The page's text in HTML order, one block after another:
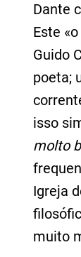
Dante
Este
Guido
poeta;
isso
molto
Igreja
muito